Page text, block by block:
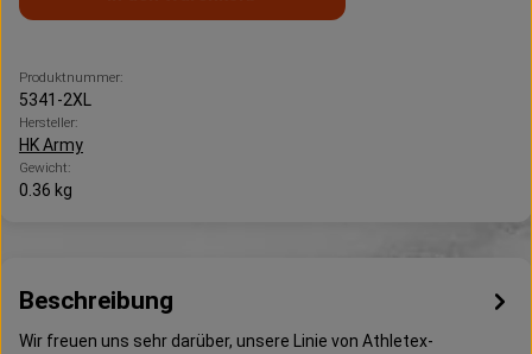
Produktnummer:
5341-2XL
Hersteller:
HK Army
Gewicht:
0.36 kg
Beschreibung
Wir freuen uns sehr darüber, unsere Linie von Athletex-